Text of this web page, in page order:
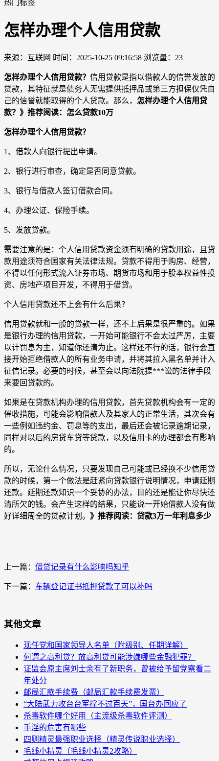
热门标签
怎样办理个人信用贷款
来源：互联网 时间：2025-10-25 09:16:58 浏览量：23
怎样办理个人信用贷款？ 信用贷款是指以借款人的信誉发放的
贷款，其特征就是债务人无需提供抵押品或第三方担保仅凭自
己的信誉就能取得的个人贷款。那么， 怎样办理个人信用贷
款？》推荐阅读：怎么贷款10万
怎样办理个人信用贷款？
1、借款人向银行提出申请。
2、银行进行审查，确定是否同意贷款。
3、银行与借款人签订借款合同。
4、办理公证、保险手续。
5、发放贷款。
需要注意的是：个人信用贷款资金须有明确的贷款用途，且贷
款用途须符合国家有关法律法规。贷款不得用于购房、经营，
不得以任何形式流入证券市场、期货市场和用于股本权益性投
资、房地产项目开发，不得用于借贷。
个人信用贷款还不上会有什么后果？
信用贷款就和一般的贷款一样，还不上后果是很严重的。如果
是银行办理的信用贷款，一开始可能银行不会太过严厉，主要
以计罚息为主，知道你还清为止。这样还不行的话，银行会直
接开始拒绝借款人的所有业务申请，并将其拉入黑名单并计入
征信记录。必要的时候，甚至会以向法院提***讼的法律手段
来要回贷款的。
如果是在贷款机构办理的信用贷款，首先贷款机构会有一定的
催收措施，可能会影响借款人及其家人的正常生活，其次会有
一些例如违约金、罚息等的支出，最后还会被记录逾期记录，
同样对以后的房贷车贷等贷款，以及信用卡的办理都会有影响
的。
所以，无论什么情况，只要发现自己可能或已经换不少信用贷
款的时候，第一个做法是赶紧向贷款银行说明情况，申请延期
还款。延期还款知识一个妥协的办法，目的还是能让你尽快还
清所欠的钱。会产生这样的结果，只能说一开始借款人没有做
好详细周全的贷款计划。 》推荐阅读：贷款3万一年利息多少
上一篇： 借贷记录有什么影响吗知乎
下一篇： 车辆登记证书抵押贷款了可以补吗
其他文章
现任党和国家领导人名单（附级别、任期详解）
何谓之高利贷？放高利贷可能涉嫌哪些金融犯罪？
证监会原主席刘士余有了新职务，曾被给予留党察看二
年处分
邮局汇款手续费（邮局汇款手续费发票）
“大陆武力攻台台军撑不过百天”，国台办回应了
杀毒软件哪个好用（主流级杀毒软件评测）
手淫的危害有哪些
四则精灵最强职业选择（精灵传说职业选择）
毛线小精灵（毛线小精灵2攻略）